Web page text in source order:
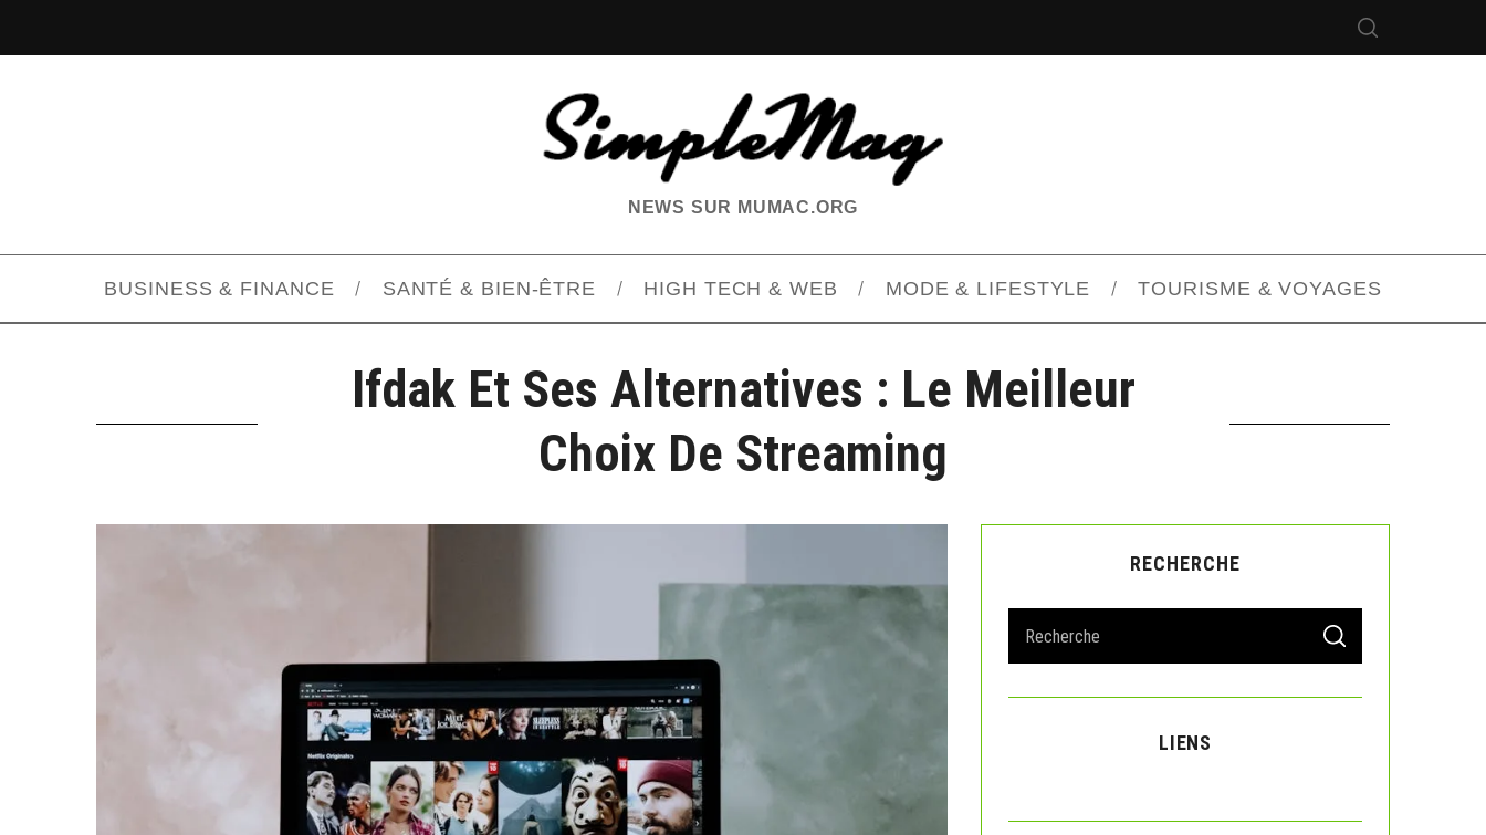
NEWS SUR MUMAC.ORG
BUSINESS & FINANCE SANTÉ & BIEN-ÊTRE HIGH TECH & WEB MODE & LIFESTYLE TOURISME & VOYAGES
Ifdak Et Ses Alternatives : Le Meilleur
Choix De Streaming
RECHERCHE
a
r
r
S
A
C
LIENS